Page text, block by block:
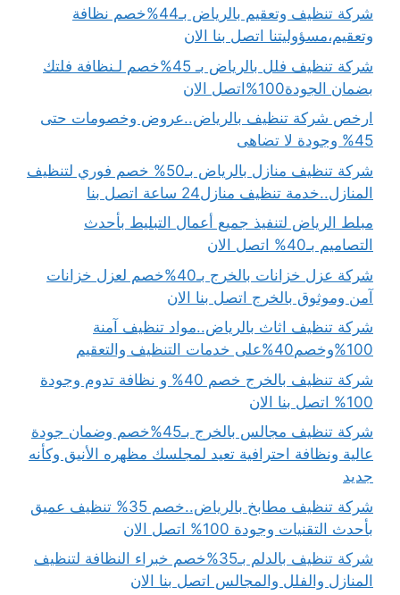
شركة تنظيف وتعقيم بالرياض بـ44%خصم نظافة
وتعقيم،مسؤوليتنا اتصل بنا الان
شركة تنظيف فلل بالرياض بـ 45%خصم لـنظافة فلتك
بضمان الجودة100%اتصل الان
ارخص شركة تنظيف بالرياض..عروض وخصومات حتى
45% وجودة لا تضاهى
شركة تنظيف منازل بالرياض بـ50% خصم فوري لتنظيف
المنازل..خدمة تنظيف منازل24 ساعة اتصل بنا
مبلط الرياض لتنفيذ جميع أعمال التبليط بأحدث
التصاميم بـ40% اتصل الان
شركة عزل خزانات بالخرج بـ40%خصم لعزل خزانات
آمن وموثوق بالخرج اتصل بنا الان
شركة تنظيف اثاث بالرياض..مواد تنظيف آمنة
100%وخصم40%على خدمات التنظيف والتعقيم
شركة تنظيف بالخرج خصم 40% و نظافة تدوم وجودة
100% اتصل بنا الان
شركة تنظيف مجالس بالخرج بـ45%خصم وضمان جودة
عالية ونظافة احترافية تعيد لمجلسك مظهره الأنيق وكأنه
جديد
شركة تنظيف مطابخ بالرياض..خصم 35% تنظيف عميق
بأحدث التقنيات وجودة 100% اتصل الان
شركة تنظيف بالدلم بـ35%خصم خبراء النظافة لتنظيف
المنازل والفلل والمجالس اتصل بنا الان